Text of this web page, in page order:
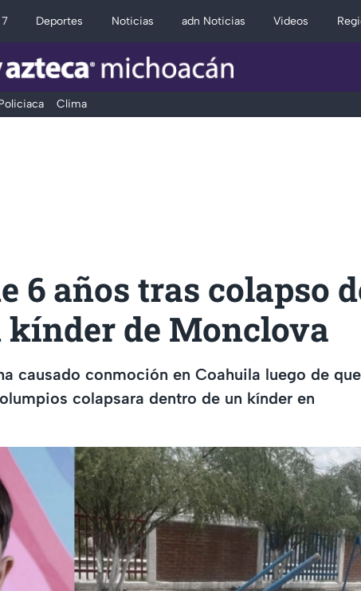
Deportes Noticias adn Noticias Videos
Clima
6 años tras colapso
kínder de Monclova
causado conmoción en Coahuila luego de que
colapsara dentro de un kínder en